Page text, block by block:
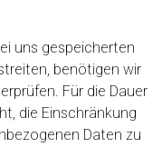
uns gespeicherten
benötigen wir
Für die Dauer
die Einschränkung
Daten zu